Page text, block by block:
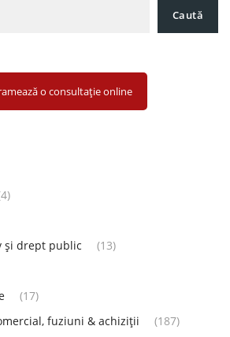
Caută
o consultație online
și drept public
(13)
(17)
fuziuni & achiziții
(187)